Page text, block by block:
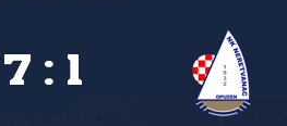
7 : 1